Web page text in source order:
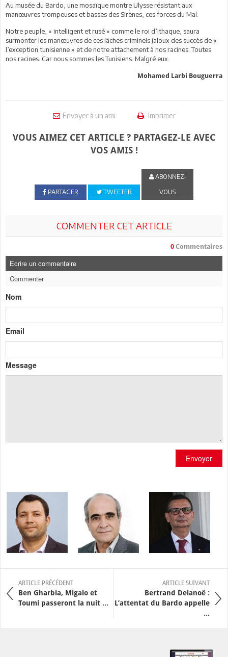
Au musée du Bardo, une mosaïque montre Ulysse résistant aux
manœuvres trompeuses et basses des Sirènes, ces forces du Mal.
Notre peuple, « intelligent et rusé » comme le roi d’Ithaque, saura
surmonter les manœuvres de ces lâches criminels jaloux des succès de «
l’exception tunisienne » et de notre attachement à nos racines. Toutes
nos racines. Car nous sommes les Tunisiens. Malgré eux.
Mohamed Larbi Bouguerra
Envoyer à un ami Imprimer
VOUS AIMEZ CET ARTICLE ? PARTAGEZ-LE AVEC
VOS AMIS !
PARTAGER TWEETER
ABONNEZ-
VOUS
COMMENTER CET ARTICLE
0 Commentaires
Ecrire un commentaire
Commenter
Nom
Email
Message
Envoyer
ARTICLE PRÉCÉDENT
Ben Gharbia, Migalo et
Toumi passeront la nuit ...
ARTICLE SUIVANT
Bertrand Delanoë :
L’attentat du Bardo appelle
...